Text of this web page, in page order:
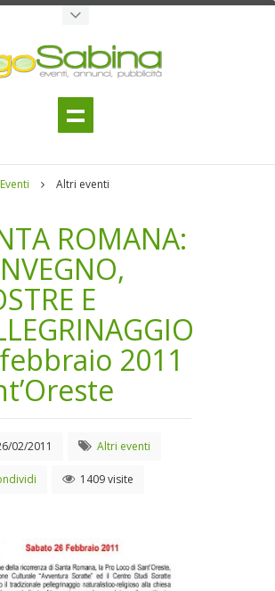
Eventi Altri eventi
ROMANA:
E
2011
02/2011 Altri eventi
1409 visite